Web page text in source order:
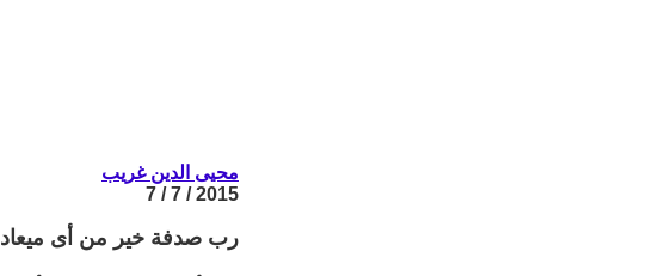
محيى الدين غريب
2015 / 7 / 7
رب صدفة خير من أى